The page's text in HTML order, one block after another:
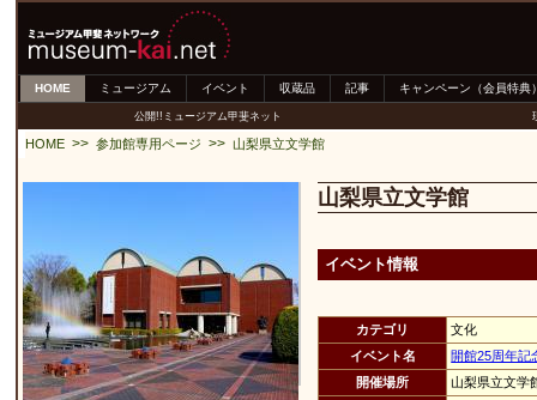
HOME ミュージアム イベント 収蔵品 記事 キャンペーン（会員特典
公開!!ミュージアム甲斐ネット
HOME >> 参加館専用ページ >> 山梨県立文学館
山梨県立文学館
イベント情報
カテゴリ
文化
イベント名
開館25周年
開催場所
山梨県立文